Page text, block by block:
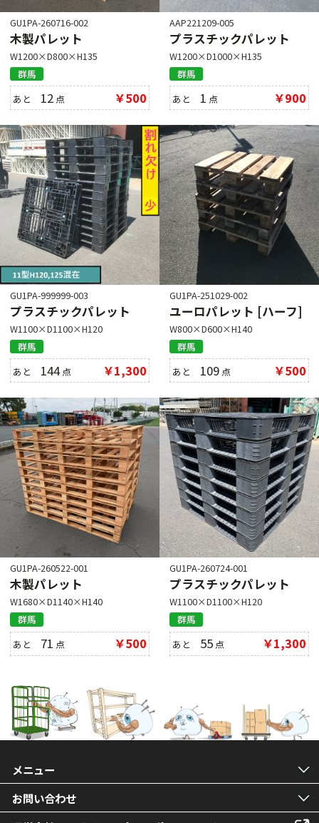
GU1PA-260716-002
木製パレット
W1200×D800×H135
群馬
あと 12 点 ￥500
AAP221209-005
プラスチックパレット
W1200×D1000×H135
群馬
あと 1 点 ￥900
GU1PA-999999-003
プラスチックパレット
W1100×D1100×H120
群馬
あと 144点 ￥1,300
GU1PA-251029-002
ユーロパレット [ハーフ]
W800×D600×H140
群馬
あと 109 点 ￥500
GU1PA-260522-001
木製パレット
W1680×D1140×H140
群馬
あと 71 点 ￥500
GU1PA-260724-001
プラスチックパレット
W1100×D1100×H120
群馬
あと 55 点 ￥1,300
メニュー
お問い合わせ